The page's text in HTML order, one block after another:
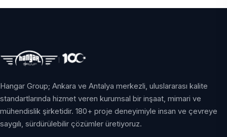
Hangar Group; Ankara ve Antalya merkezli, uluslararası kalite
standartlarında hizmet veren kurumsal bir inşaat, mimari ve
mühendislik şirketidir. 180+ proje deneyimiyle insan ve çevreye
saygılı, sürdürülebilir çözümler üretiyoruz.